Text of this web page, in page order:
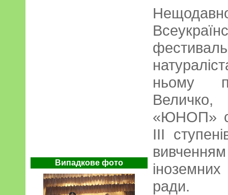
Випадкове фото
ньому
«ЮНОП»
ІІІ
іноземних
ради.